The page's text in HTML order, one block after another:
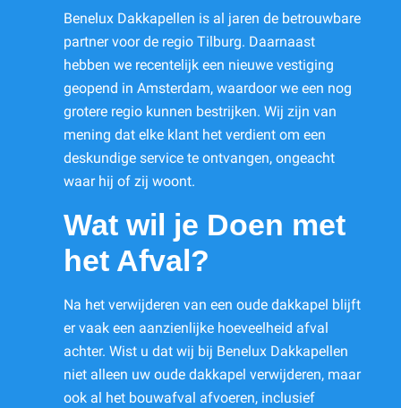
Benelux Dakkapellen is al jaren de betrouwbare
partner voor de regio Tilburg. Daarnaast
hebben we recentelijk een nieuwe vestiging
geopend in Amsterdam, waardoor we een nog
grotere regio kunnen bestrijken. Wij zijn van
mening dat elke klant het verdient om een
deskundige service te ontvangen, ongeacht
waar hij of zij woont.
Wat wil je Doen met
het Afval?
Na het verwijderen van een oude dakkapel blijft
er vaak een aanzienlijke hoeveelheid afval
achter. Wist u dat wij bij Benelux Dakkapellen
niet alleen uw oude dakkapel verwijderen, maar
ook al het bouwafval afvoeren, inclusief